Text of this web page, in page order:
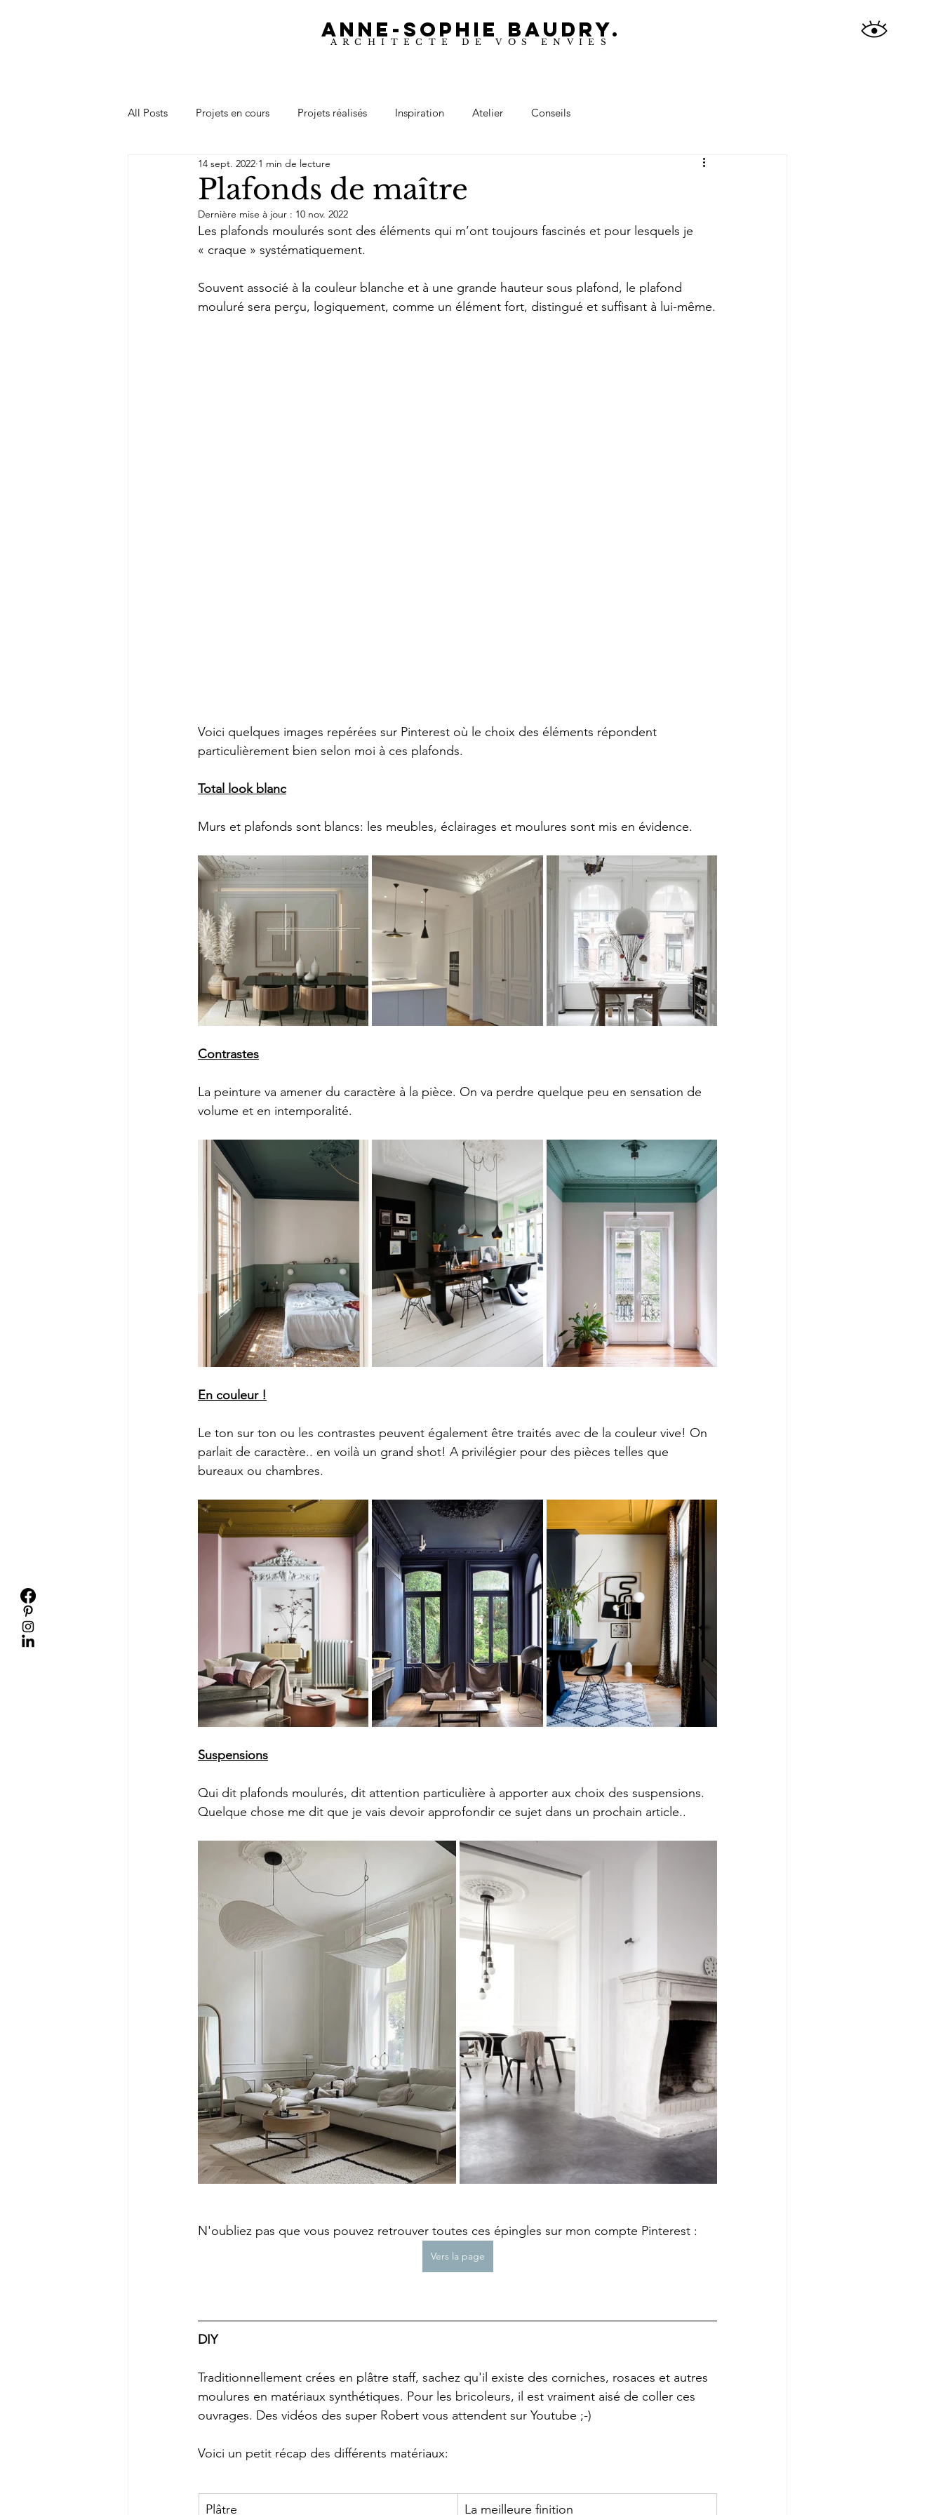
ANNE-SOPHIE BAUDRY.
ARCHITECTE DE VOS ENVIES
All Posts Projets en cours Projets réalisés Inspiration Atelier Conseils
Plafonds de maître
14 sept. 2022 1 min de lecture
Dernière mise à jour : 10 nov. 2022
Les plafonds moulurés sont des éléments qui m’ont toujours fascinés et pour lesquels je
« craque » systématiquement.
Souvent associé à la couleur blanche et à une grande hauteur sous plafond, le plafond
mouluré sera perçu, logiquement, comme un élément fort, distingué et suffisant à lui-même.
Voici quelques images repérées sur Pinterest où le choix des éléments répondent
particulièrement bien selon moi à ces plafonds.
Total look blanc
Murs et plafonds sont blancs: les meubles, éclairages et moulures sont mis en évidence.
Contrastes
La peinture va amener du caractère à la pièce. On va perdre quelque peu en sensation de
volume et en intemporalité.
En couleur !
Le ton sur ton ou les contrastes peuvent également être traités avec de la couleur vive! On
parlait de caractère.. en voilà un grand shot! A privilégier pour des pièces telles que
bureaux ou chambres.
Suspensions
Qui dit plafonds moulurés, dit attention particulière à apporter aux choix des suspensions.
Quelque chose me dit que je vais devoir approfondir ce sujet dans un prochain article..
N'oubliez pas que vous pouvez retrouver toutes ces épingles sur mon compte Pinterest :
Vers la page
DIY
Traditionnellement crées en plâtre staff, sachez qu'il existe des corniches, rosaces et autres
moulures en matériaux synthétiques. Pour les bricoleurs, il est vraiment aisé de coller ces
ouvrages. Des vidéos des super Robert vous attendent sur Youtube ;-)
Voici un petit récap des différents matériaux:
Plâtre La meilleure finition